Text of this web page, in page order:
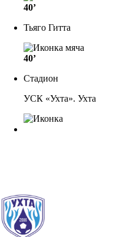
40’
Тьяго Гитта
40’
Стадион
УСК «Ухта». Ухта